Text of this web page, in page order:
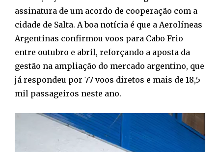
assinatura de um acordo de cooperação com a
cidade de Salta. A boa notícia é que a Aerolíneas
Argentinas confirmou voos para Cabo Frio
entre outubro e abril, reforçando a aposta da
gestão na ampliação do mercado argentino, que
já respondeu por 77 voos diretos e mais de 18,5
mil passageiros neste ano.